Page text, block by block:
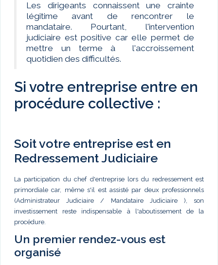
Les dirigeants connaissent une crainte
légitime avant de rencontrer le
mandataire. Pourtant, l'intervention
judiciaire est positive car elle permet de
mettre un terme à l'accroissement
quotidien des difficultés.
Si votre entreprise entre en
procédure collective :
Soit votre entreprise est en
Redressement Judiciaire
La participation du chef d'entreprise lors du redressement est
primordiale car, même s'il est assisté par deux professionnels
(Administrateur Judiciaire / Mandataire Judiciaire ), son
investissement reste indispensable à l'aboutissement de la
procédure.
Un premier rendez-vous est
organisé